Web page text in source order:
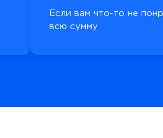
Если вам что-то не
всю сумму